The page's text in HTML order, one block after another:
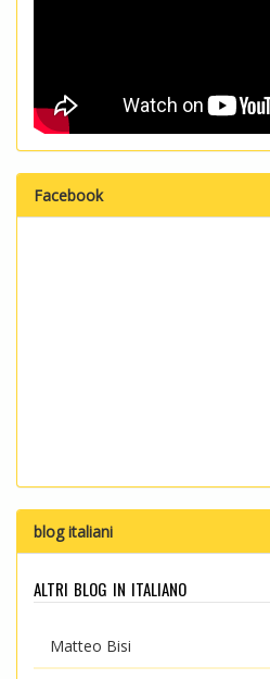
Facebook
blog italiani
altri blog in italiano
Matteo Bisi